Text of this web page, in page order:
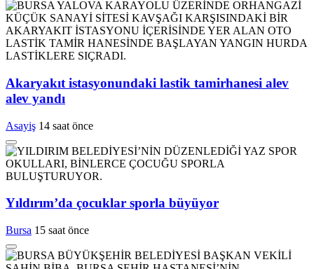
Akaryakıt istasyonundaki lastik tamirhanesi alev
alev yandı
Asayiş 14 saat önce
Yıldırım’da çocuklar sporla büyüyor
Bursa 15 saat önce